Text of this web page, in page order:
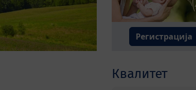
Регистрација
Квалитет